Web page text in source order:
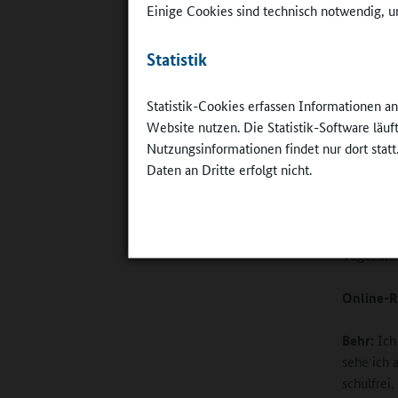
Einige Cookies sind technisch notwendig,
Statistik
Statistik-Cookies erfassen Informationen
Website nutzen. Die Statistik-Software
Nutzungsinformationen findet nur dort
Daten an Dritte erfolgt nicht.
Einsicht
©Stefanie
Vögel an.
Online-
Behr:
sehe